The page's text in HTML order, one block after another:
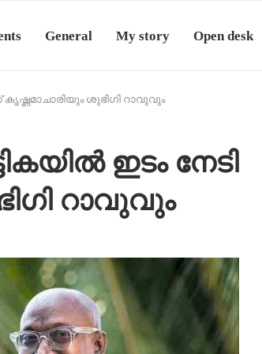
General My story Open desk
കൃഷ്ണമാചാരിയും ശുഭിഗി റാവുവും
ഇടം നേടി
റാവുവും